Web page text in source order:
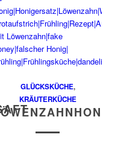
GLÜCKSKÜCHE,
KRÄUTERKÜCHE